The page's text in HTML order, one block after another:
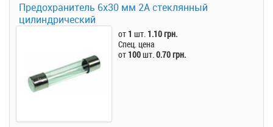
Предохранитель 6x30 мм 2A стеклянный
цилиндрический
от 1 шт. 1.10 грн.
Спец. цена
от 100шт.0.70 грн.